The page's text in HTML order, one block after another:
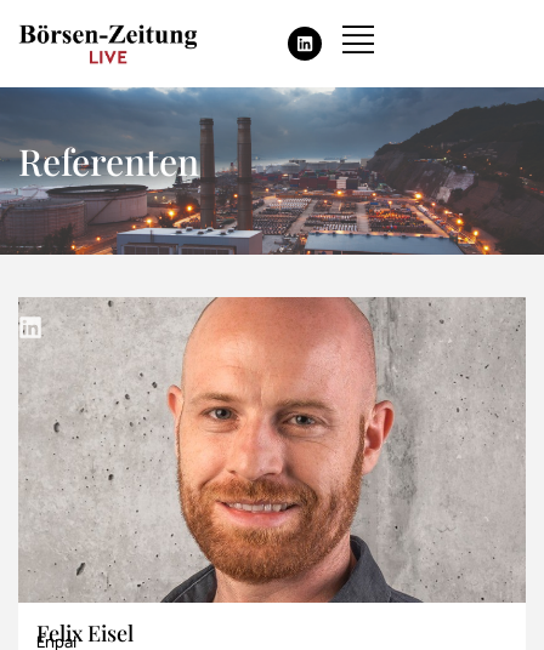
Referenten
Felix Eisel
Enpal